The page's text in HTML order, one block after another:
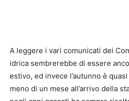
A leggere i vari comunicati dei
idrica sembrerebbe di essere
estivo, ed invece l’autunno è
meno di un mese all’arrivo della